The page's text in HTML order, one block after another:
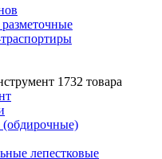
1732 товара
(обдирочные)
лепестковые